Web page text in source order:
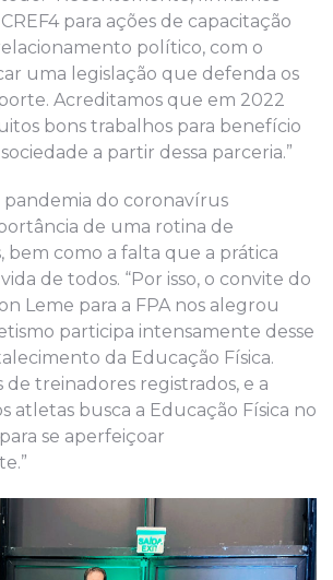
para ações de capacitação
político, com o
uma legislação que defenda os
Acreditamos que em 2022
bons trabalhos para benefício
a partir dessa parceria.”
pandemia do coronavírus
de uma rotina de
bem como a falta que a prática
de todos. “Por isso, o convite do
Leme para a FPA nos alegrou
participa intensamente desse
da Educação Física.
de treinadores registrados, e a
atletas busca a Educação Física no
se aperfeiçoar